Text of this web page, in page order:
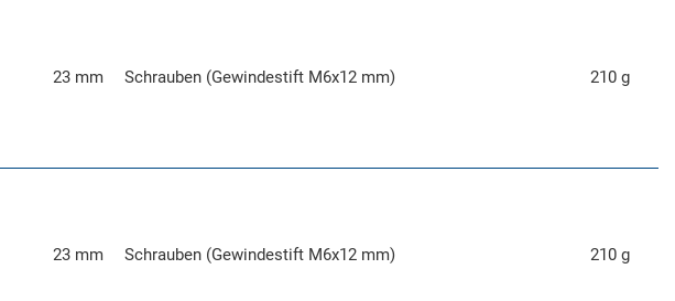
23 mm Schrauben (Gewindestift M6x12 mm) 210 g
23 mm Schrauben (Gewindestift M6x12 mm) 210 g